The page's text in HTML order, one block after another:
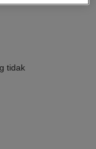
tidak